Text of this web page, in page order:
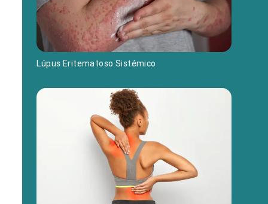
Lúpus Eritematoso Sistémico